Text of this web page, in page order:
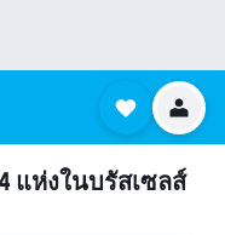
แห่งในบรัสเซลส์